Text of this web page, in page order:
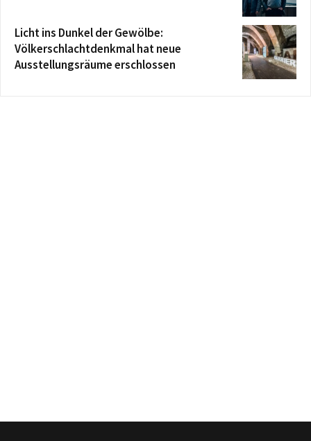
Licht ins Dunkel der Gewölbe:
Völkerschlachtdenkmal hat neue
Ausstellungsräume erschlossen